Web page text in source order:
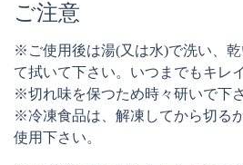
ご注意
※ご使用後は湯(又は水)で洗い、
て拭いて下さい。いつまでもキレ
※切れ味を保つため時々研いで下さ
※冷凍食品は、解凍してから切る
使用下さい。